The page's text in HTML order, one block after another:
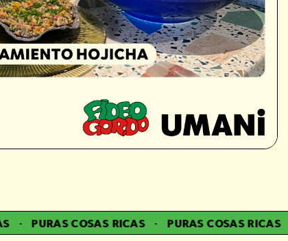
· PURAS COSAS RICAS · PURAS COSAS RICAS ·